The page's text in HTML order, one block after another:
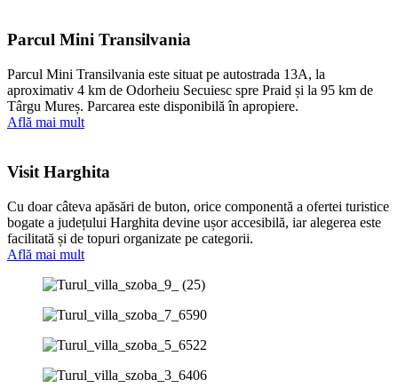
Parcul Mini Transilvania
Parcul Mini Transilvania este situat pe autostrada 13A, la
aproximativ 4 km de Odorheiu Secuiesc spre Praid și la 95 km de
Târgu Mureș. Parcarea este disponibilă în apropiere.
Află mai mult
Visit Harghita
Cu doar câteva apăsări de buton, orice componentă a ofertei turistice
bogate a județului Harghita devine ușor accesibilă, iar alegerea este
facilitată și de topuri organizate pe categorii.
Află mai mult